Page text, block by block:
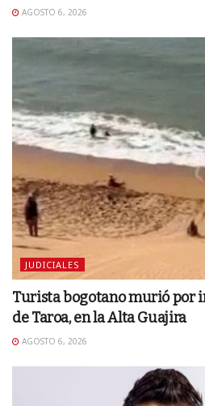
AGOSTO 6, 2026
JUDICIALES
Turista bogotano murió por
de Taroa, en la Alta Guajira
AGOSTO 6, 2026